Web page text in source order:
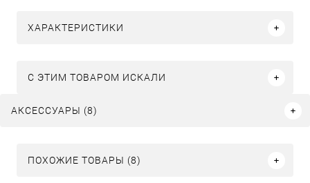
ХАРАКТЕРИСТИКИ
C ЭТИМ ТОВАРОМ ИСКАЛИ
АКСЕССУАРЫ (8)
ПОХОЖИЕ ТОВАРЫ (8)